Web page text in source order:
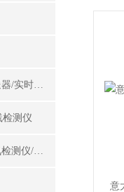
在线总磷测定仪/总磷变送器/实时总磷监测仪
检测仪
在线氨氮分析仪/在线氨氮检测仪/氨氮变送器
意